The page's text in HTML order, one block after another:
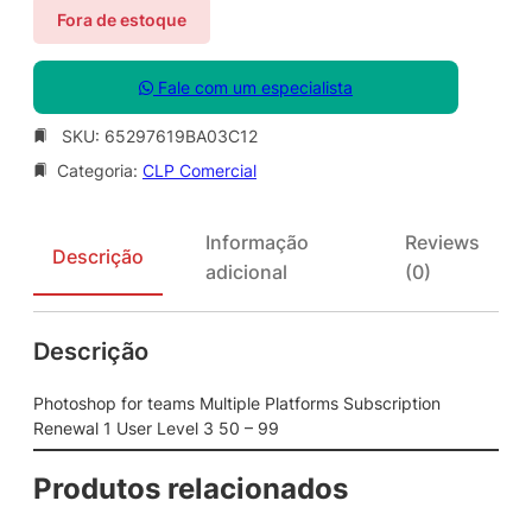
Fora de estoque
Fale com um especialista
SKU: 65297619BA03C12
Categoria: CLP Comercial
Descrição
Informação
adicional
Reviews
(0)
Descrição
Photoshop for teams Multiple Platforms Subscription
Renewal 1 User Level 3 50 – 99
Produtos relacionados